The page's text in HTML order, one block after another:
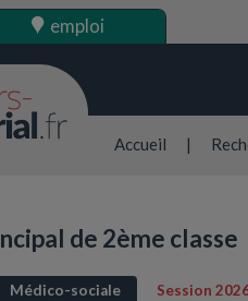
emploi
Accueil |
de 2ème classe
Médico-sociale Session